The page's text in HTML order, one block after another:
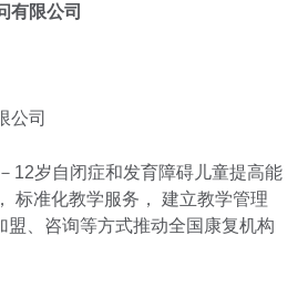
有限公司
公司
12岁自闭症和发育障碍儿童提高能
标准化教学服务， 建立教学管理
盟、咨询等方式推动全国康复机构